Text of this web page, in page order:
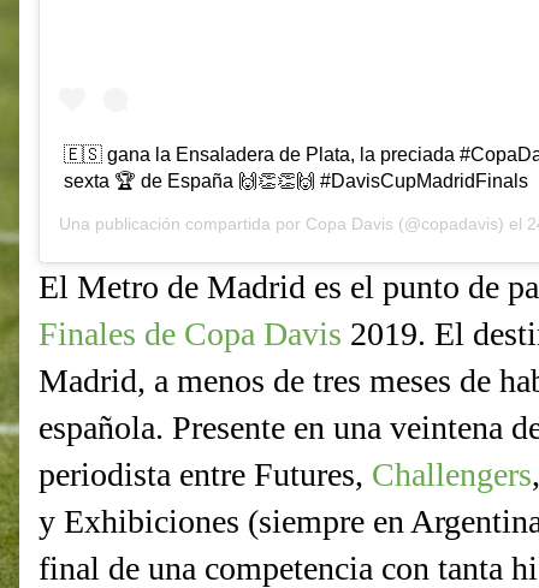
🇪🇸 gana la Ensaladera de Plata, la preciada
sexta 🏆 de España 🙌👏👏🙌 #DavisCupMadridFinals
Una publicación compartida por Copa Davis (@copadavis) el
El Metro de Madrid es el punto de
Finales de Copa Davis 2019. El
Madrid, a menos de tres meses de
española. Presente en una veintena
periodista entre Futures, Challengers
y Exhibiciones (siempre en
final de una competencia con tanta